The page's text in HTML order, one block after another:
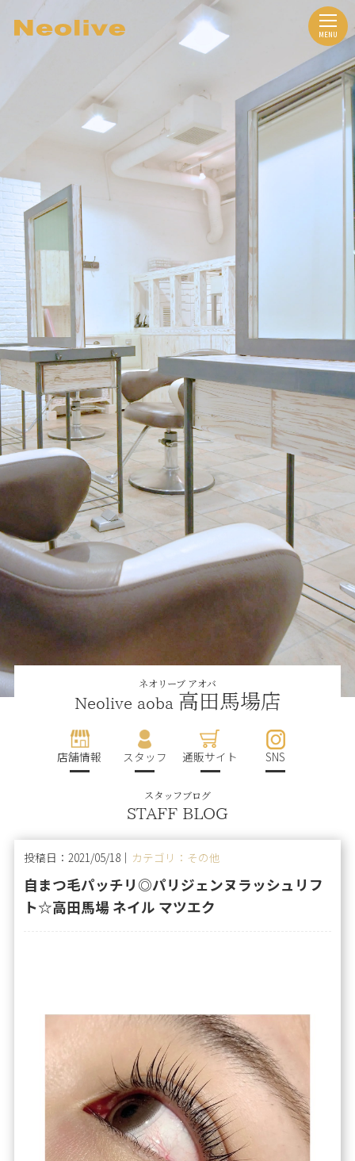
ネオリーブ アオバ
Neolive aoba 高田馬場店
店舗情報 スタッフ 通販サイト SNS
スタッフブログ
STAFF BLOG
投稿日：2021/05/18｜ カテゴリ：その他
自まつ毛パッチリ◎パリジェンヌラッシュリフ
ト☆高田馬場 ネイル マツエク